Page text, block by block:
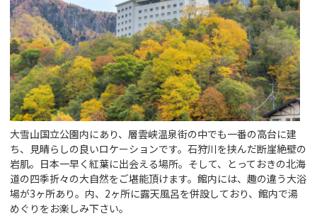
大雪山国立公園内にあり、層雲峡温泉街の中でも一番の高台に建
ち、見晴らしの良いロケーションです。石狩川を挟んだ断崖絶壁の
岩肌。日本一早く紅葉に出会える場所。そして、とっておきの北海
道の四季折々の大自然をご堪能頂けます。館内には、趣の違う大浴
場が3ヶ所あり。内、2ヶ所に露天風呂を併設しており、館内で湯
めぐりをお楽しみ下さい。